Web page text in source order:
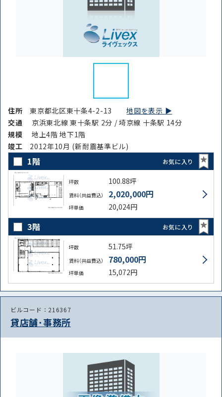
住所東京都北区東十条4-2-13地図を表示 ▶︎
交通
京浜東北線 東十条駅 2分 / 埼京線 十条駅 14分
規模
地上4階 地下1階
竣⼯ 2012年10月 (新耐震基準ビル)
1階 お気に入り
坪数 100.88坪
賃料（共益費込） 2,020,000円
坪単価 20,024円
3階 お気に入り
坪数 51.75坪
賃料（共益費込） 780,000円
坪単価 15,072円
ビルコード：216367
貸店舗･事務所